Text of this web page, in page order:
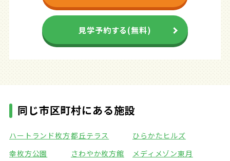
見学予約する(無料)
同じ市区町村にある施設
ハートランド枚方都丘テラス
ひらかたヒルズ
幸枚方公園
さわやか枚方館
メディメゾン東月